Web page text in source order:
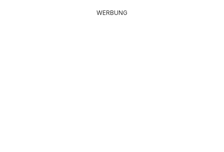
WERBUNG